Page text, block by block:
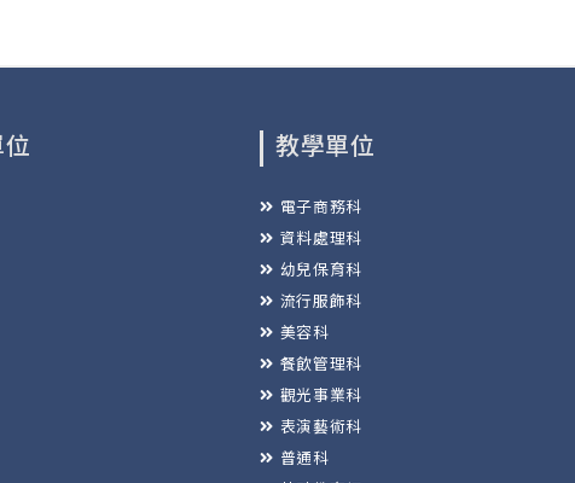
教學單位
電子商務科
資料處理科
幼兒保育科
流行服飾科
美容科
餐飲管理科
觀光事業科
表演藝術科
普通科